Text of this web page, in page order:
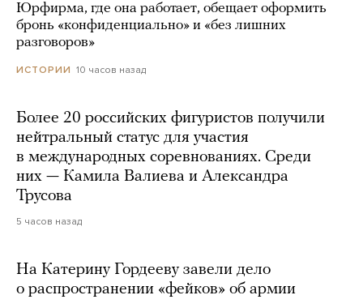
Юрфирма, где она работает, обещает оформить
бронь «конфиденциально» и «без лишних
разговоров»
ИСТОРИИ 10 часов назад
Более 20 российских фигуристов получили
нейтральный статус для участия
в международных соревнованиях. Среди
них — Камила Валиева и Александра
Трусова
5 часов назад
На Катерину Гордееву завели дело
о распространении «фейков» об армии